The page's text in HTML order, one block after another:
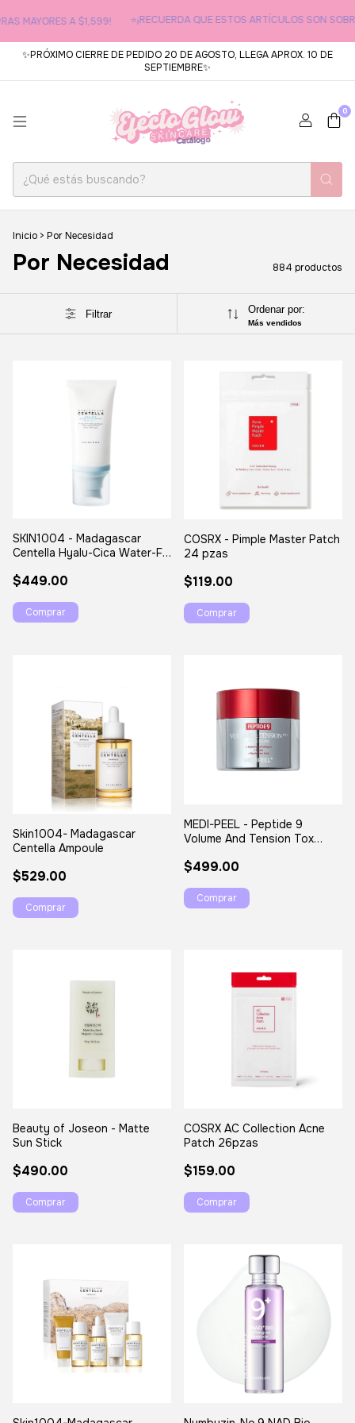
MAYORES A $1,599! ⭐¡RECUERDA QUE ESTOS ARTÍCULOS SON SOBRE
✨PRÓXIMO CIERRE DE PEDIDO 20 DE AGOSTO, LLEGA APROX. 10 DE
SEPTIEMBRE✨
0
Inicio > Por Necesidad
Por Necesidad 884 productos
Filtrar Ordenar por:
Más vendidos
SKIN1004 - Madagascar
Centella Hyalu-Cica Water-Fit
$449.00
COSRX - Pimple Master Patch
24 pzas
$119.00
Skin1004- Madagascar
Centella Ampoule
$529.00
MEDI-PEEL - Peptide 9
Volume And Tension Tox
$499.00
Beauty of Joseon - Matte
Sun Stick
$490.00
COSRX AC Collection Acne
Patch 26pzas
$159.00